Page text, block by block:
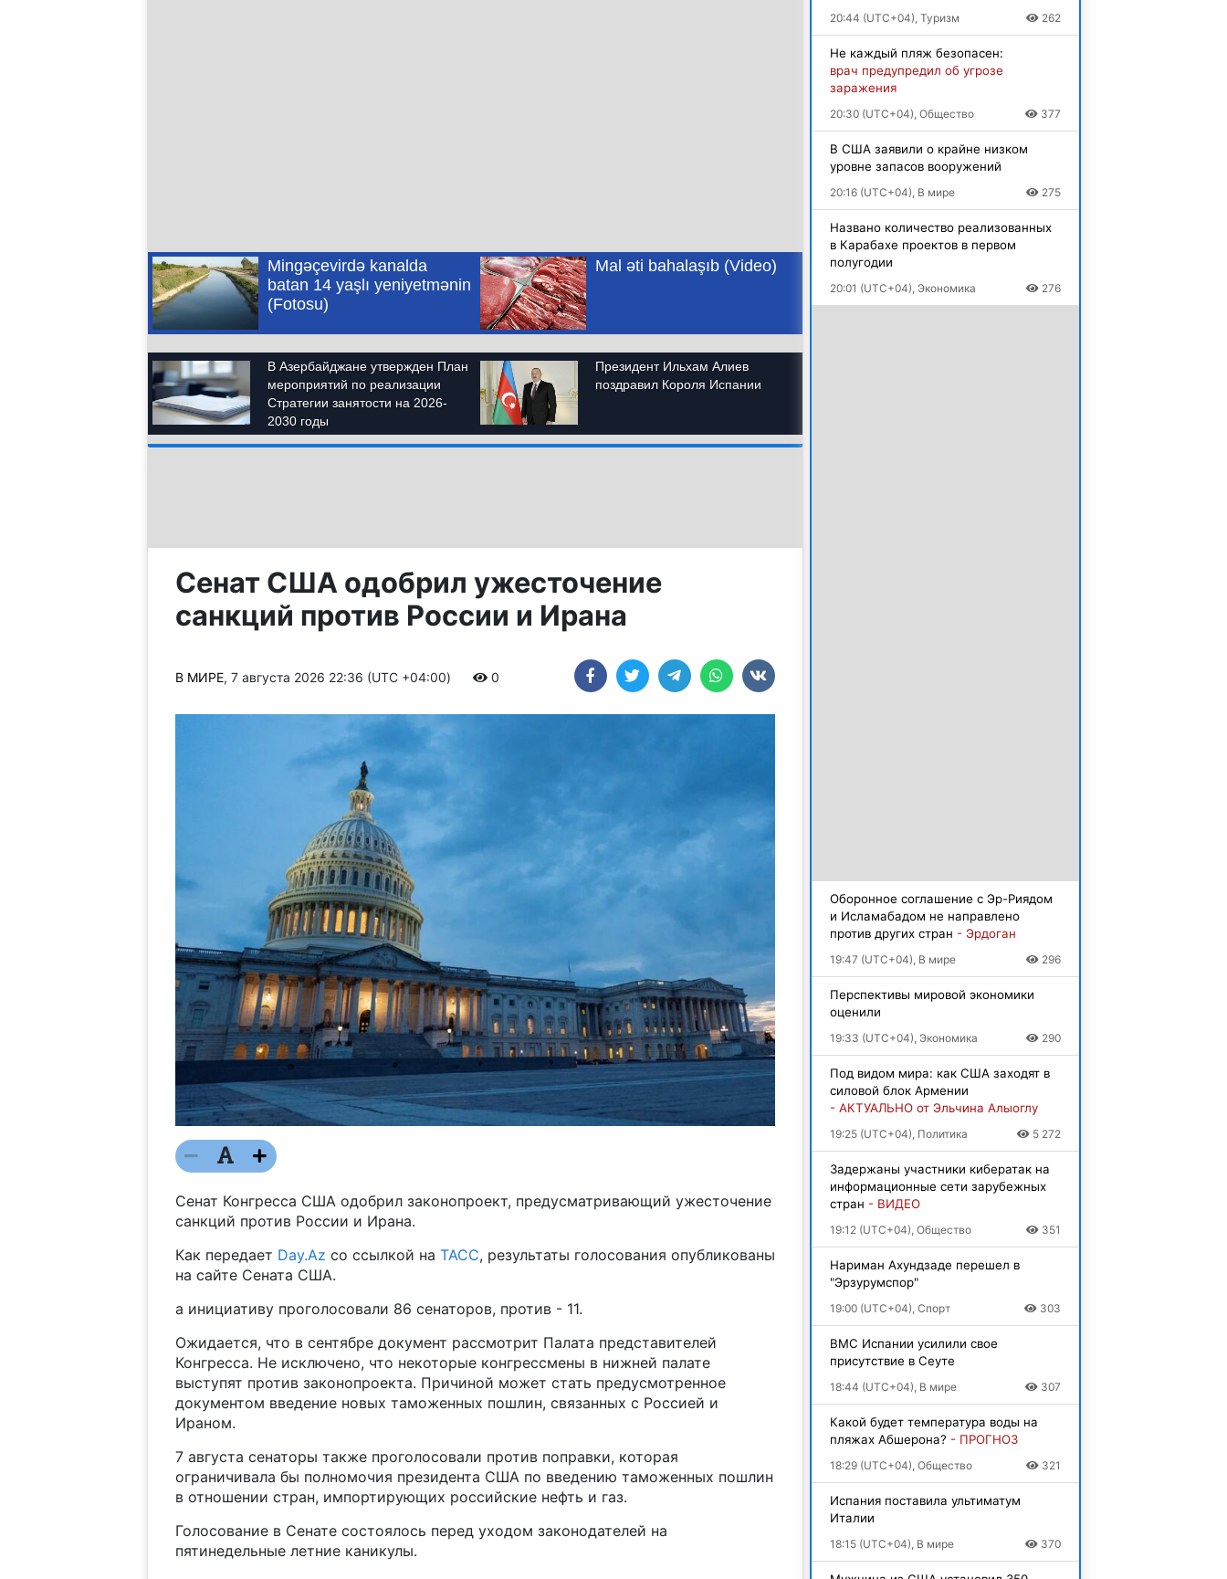
Сенат США одобрил ужесточение
санкций против России и Ирана
В МИРЕ, 7 августа 2026 22:36 (UTC +04:00) 0
Сенат Конгресса США одобрил законопроект, предусматривающий ужесточение
санкций против России и Ирана.
Как передает Day.Az со ссылкой на ТАСС, результаты голосования опубликованы
на сайте Сената США.
а инициативу проголосовали 86 сенаторов, против - 11.
Ожидается, что в сентябре документ рассмотрит Палата представителей
Конгресса. Не исключено, что некоторые конгрессмены в нижней палате
выступят против законопроекта. Причиной может стать предусмотренное
документом введение новых таможенных пошлин, связанных с Россией и
Ираном.
7 августа сенаторы также проголосовали против поправки, которая
ограничивала бы полномочия президента США по введению таможенных пошлин
в отношении стран, импортирующих российские нефть и газ.
Голосование в Сенате состоялось перед уходом законодателей на
пятинедельные летние каникулы.
20:44 (UTC+04), Туризм 262
Не каждый пляж безопасен:
врач предупредил об угрозе
заражения
20:30 (UTC+04), Общество 377
В США заявили о крайне низком
уровне запасов вооружений
20:16 (UTC+04), В мире 275
Названо количество реализованных
в Карабахе проектов в первом
полугодии
20:01 (UTC+04), Экономика 276
Оборонное соглашение с Эр-Риядом
и Исламабадом не направлено
против других стран - Эрдоган
19:47 (UTC+04), В мире 296
Перспективы мировой экономики
оценили
19:33 (UTC+04), Экономика 290
Под видом мира: как США заходят в
силовой блок Армении
- АКТУАЛЬНО от Эльчина Алыоглу
19:25 (UTC+04), Политика 5 272
Задержаны участники кибератак на
информационные сети зарубежных
стран - ВИДЕО
19:12 (UTC+04), Общество 351
Нариман Ахундзаде перешел в
"Эрзурумспор"
19:00 (UTC+04), Спорт 303
ВМС Испании усилили свое
присутствие в Сеуте
18:44 (UTC+04), В мире 307
Какой будет температура воды на
пляжах Абшерона? - ПРОГНОЗ
18:29 (UTC+04), Общество 321
Испания поставила ультиматум
Италии
18:15 (UTC+04), В мире 370